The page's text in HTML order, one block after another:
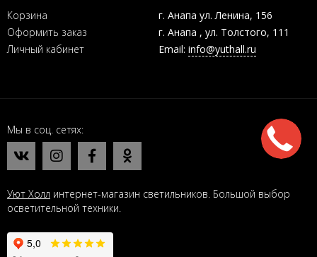
Корзина
Оформить заказ
Личный кабинет
г. Анапа ул. Ленина, 156
г. Анапа , ул. Толстого, 111
Email: info@yuthall.ru
Мы в соц. сетях
Уют Холл интернет-магазин светильников. Большой выбор
осветительной техники.